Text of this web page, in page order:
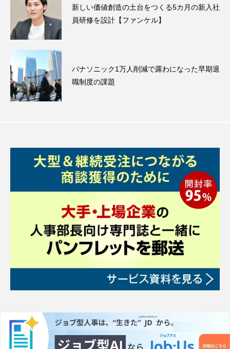
新しい価値創造の土台をつくる5カ月の新入社
員研修を設計【ファンケル】
パナソニック1万人削減で露わになった早期退
職制度の課題